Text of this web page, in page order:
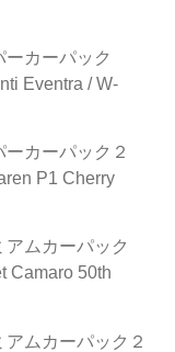
カーパック
Eventra / W-
カーパック２
P1 Cherry
ムカーパック
Camaro 50th
ムカーパック２